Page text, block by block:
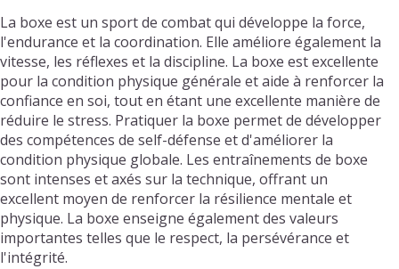
La boxe est un sport de combat qui développe la force,
l'endurance et la coordination. Elle améliore également la
vitesse, les réflexes et la discipline. La boxe est excellente
pour la condition physique générale et aide à renforcer la
confiance en soi, tout en étant une excellente manière de
réduire le stress. Pratiquer la boxe permet de développer
des compétences de self-défense et d'améliorer la
condition physique globale. Les entraînements de boxe
sont intenses et axés sur la technique, offrant un
excellent moyen de renforcer la résilience mentale et
physique. La boxe enseigne également des valeurs
importantes telles que le respect, la persévérance et
l'intégrité.